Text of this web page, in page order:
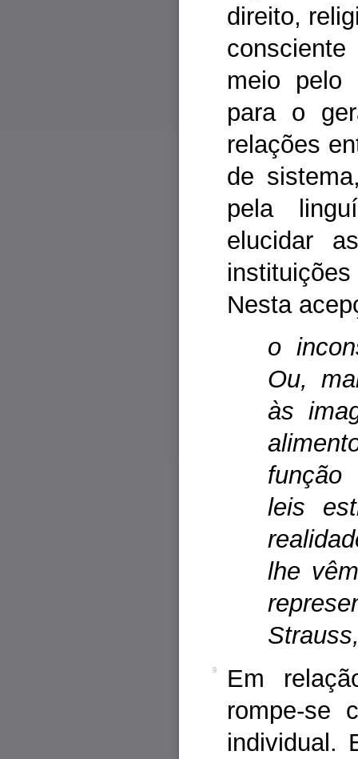
direito,
meio pelo
para o
relações
de
pela
elucidar
Nesta
o
Ou,
às
função
leis
lhe
9
Em
rompe-se
individual.